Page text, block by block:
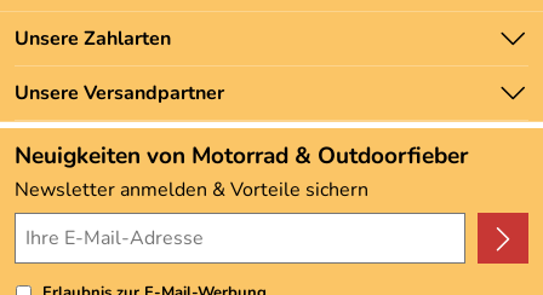
Batteriegesetz
Newsletter
Zahlung und Versand
Unsere Bestseller
Marken
Neu
Angebote
Kundenbewertungen (3.492)
4,9/5*****
Unsere Zahlarten
Unsere Versandpartner
Neuigkeiten von Motorrad & Outdoorfieber
Newsletter anmelden & Vorteile sichern